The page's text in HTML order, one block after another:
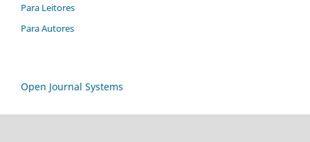
Para Leitores
Para Autores
Open Journal Systems